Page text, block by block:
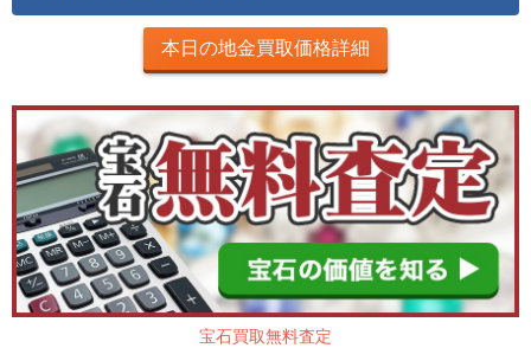
本日の地金買取価格詳細
宝石買取無料査定